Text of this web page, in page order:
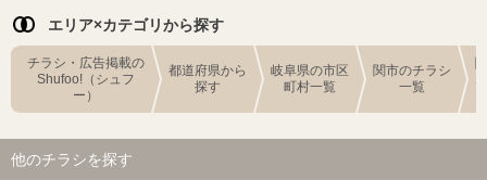
エリア×カテゴリから探す
チラシ・広告掲載の
Shufoo!（シュフ
ー）
都道府県から
探す
岐阜県の市区
町村一覧
関市のチラシ
一覧
他のチラシを探す